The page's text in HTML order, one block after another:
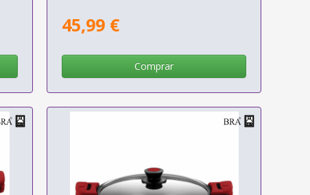
45,99 €
Comprar